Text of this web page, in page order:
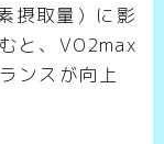
摂取量）に影
と、VO2max
ンスが向上